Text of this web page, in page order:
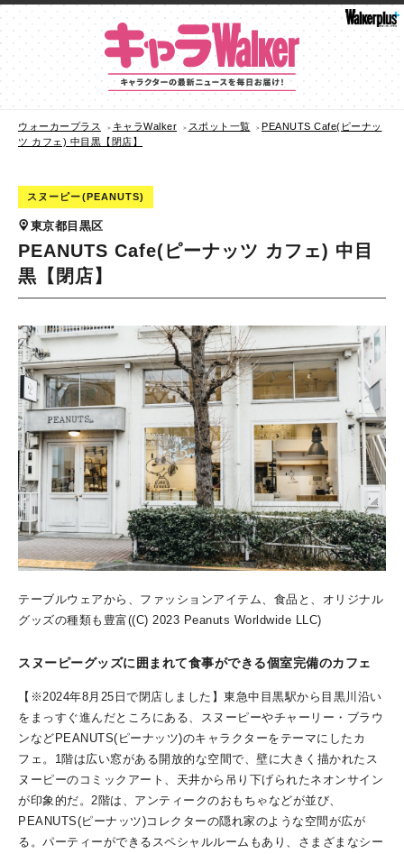
ウォーカープラス キャラWalker スポット一覧
PEANUTS Cafe(ピーナッ
ツ カフェ) 中目黒【閉店】
スヌーピー(PEANUTS)
東京都目黒区
PEANUTS Cafe(ピーナッツ カフェ) 中目
黒【閉店】
テーブルウェアから、ファッションアイテム、食品と、オリジナル
グッズの種類も豊富((C) 2023 Peanuts Worldwide LLC)
スヌーピーグッズに囲まれて食事ができる個室完備のカフェ
【※2024年8月25日で閉店しました】東急中目黒駅から目黒川沿い
をまっすぐ進んだところにある、スヌーピーやチャーリー・ブラウ
ンなどPEANUTS(ピーナッツ)のキャラクターをテーマにしたカ
フェ。1階は広い窓がある開放的な空間で、壁に大きく描かれたス
ヌーピーのコミックアート、天井から吊り下げられたネオンサイン
が印象的だ。2階は、アンティークのおもちゃなどが並び、
PEANUTS(ピーナッツ)コレクターの隠れ家のような空間が広が
る。パーティーができるスペシャルルームもあり、さまざまなシー